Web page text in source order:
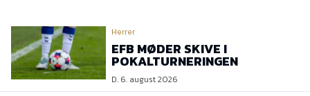
Herrer
EFB MØDER SKIVE I
POKALTURNERINGEN
D. 6. august 2026